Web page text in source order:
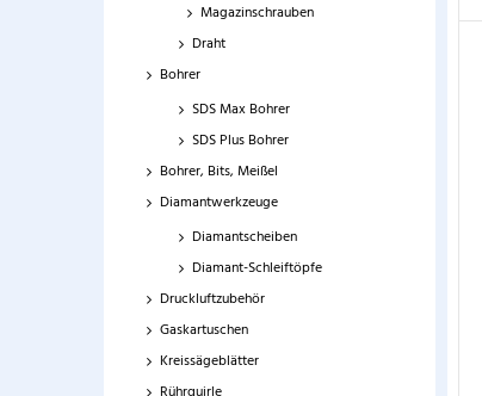
Magazinschrauben
Draht
Bohrer
SDS Max Bohrer
SDS Plus Bohrer
Bohrer, Bits, Meißel
Diamantwerkzeuge
Diamantscheiben
Diamant-Schleiftöpfe
Druckluftzubehör
Gaskartuschen
Kreissägeblätter